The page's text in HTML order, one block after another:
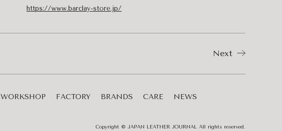
https://www.barclay-store.jp/
Next
WORKSHOP FACTORY BRANDS CARE
NEWS
Copyright © JAPAN LEATHER JOURNAL All rights reserved.